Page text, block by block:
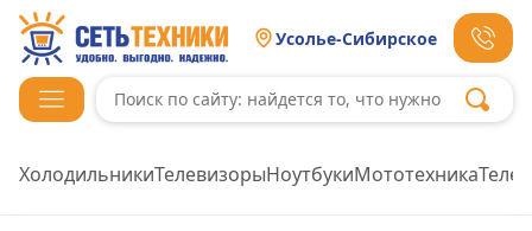
Усолье-Сибирское
ХолодильникиТелевизорыНоутбукиМототехника